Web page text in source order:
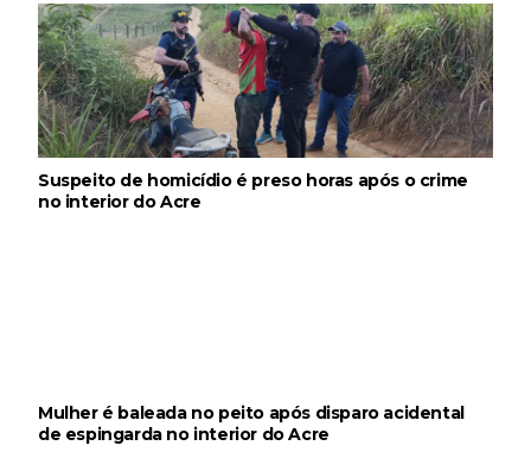
Suspeito de homicídio é preso horas após o crime
no interior do Acre
Mulher é baleada no peito após disparo acidental
de espingarda no interior do Acre